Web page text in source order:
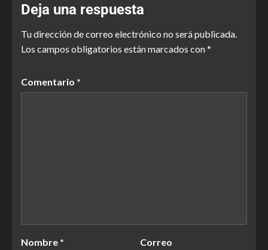
Deja una respuesta
Tu dirección de correo electrónico no será publicada.
Los campos obligatorios están marcados con*
Comentario *
Nombre *
Correo